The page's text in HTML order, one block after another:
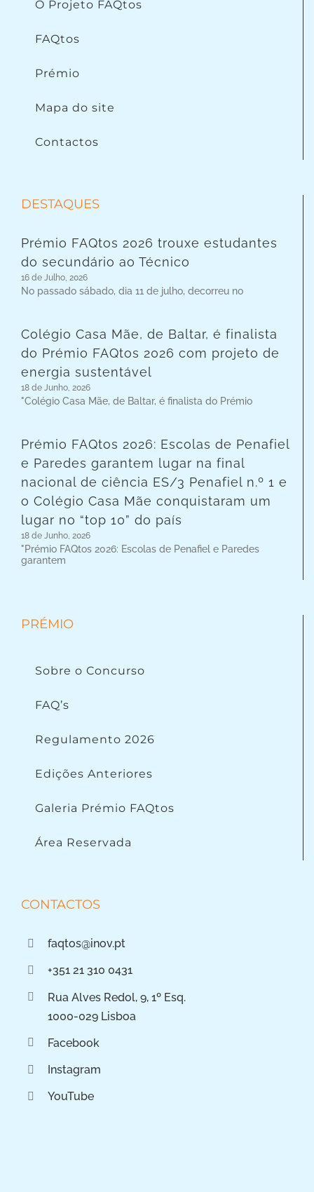
O Projeto FAQtos
FAQtos
Prémio
Mapa do site
Contactos
DESTAQUES
Prémio FAQtos 2026 trouxe estudantes
do secundário ao Técnico
16 de Julho, 2026
No passado sábado, dia 11 de julho, decorreu no
Colégio Casa Mãe, de Baltar, é finalista
do Prémio FAQtos 2026 com projeto de
energia sustentável
18 de Junho, 2026
"Colégio Casa Mãe, de Baltar, é finalista do Prémio
Prémio FAQtos 2026: Escolas de Penafiel
e Paredes garantem lugar na final
nacional de ciência ES/3 Penafiel n.º 1 e
o Colégio Casa Mãe conquistaram um
lugar no “top 10” do país
18 de Junho, 2026
"Prémio FAQtos 2026: Escolas de Penafiel e Paredes
garantem
PRÉMIO
Sobre o Concurso
FAQ’s
Regulamento 2026
Edições Anteriores
Galeria Prémio FAQtos
Área Reservada
CONTACTOS
faqtos@inov.pt
+351 21 310 0431
Rua Alves Redol, 9, 1º Esq.
1000-029 Lisboa
Facebook
Instagram
YouTube